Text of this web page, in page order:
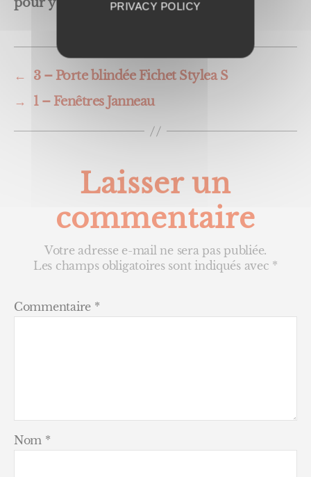
pour y parvenir !
←
3 – Porte blindée Fichet Stylea S
→
1 – Fenêtres Janneau
Laisser un
commentaire
Votre adresse e-mail ne sera pas publiée.
Les champs obligatoires sont indiqués avec *
Commentaire *
Nom *
PRIVACY POLICY